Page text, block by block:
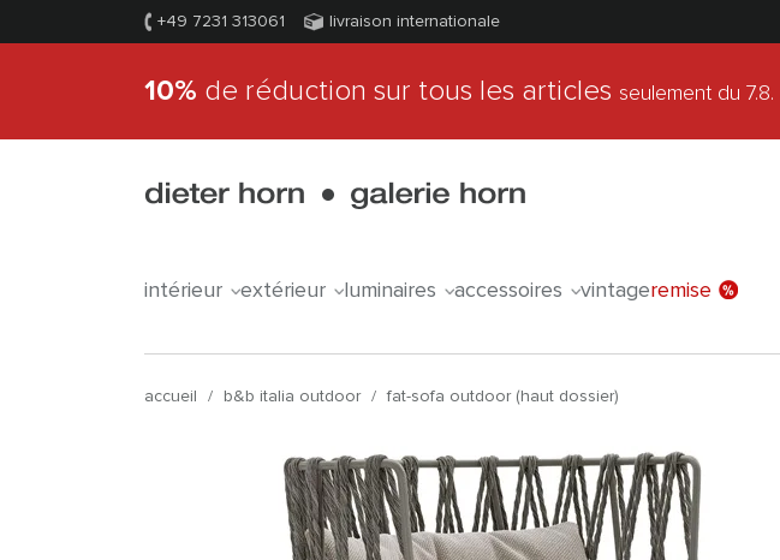
+49 7231 313061 livraison internationale
10% de réduction sur tous les articles seulement du 7.8.
intérieur extérieur luminaires accessoires vintageremise
accueil / b&b italia outdoor / fat-sofa outdoor (haut dossier)